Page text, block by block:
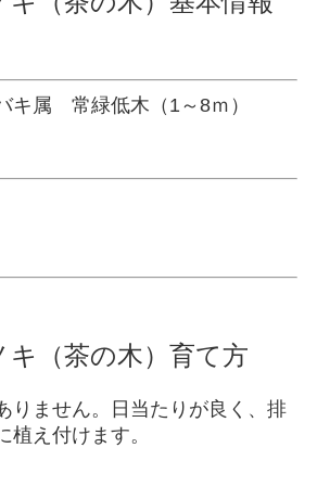
属 常緑低木（1～8ｍ）
キ（茶の木）育て方
りません。日当たりが良く、排
植え付けます。